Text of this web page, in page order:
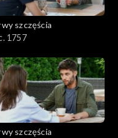
szczęścia
1757
szczęścia